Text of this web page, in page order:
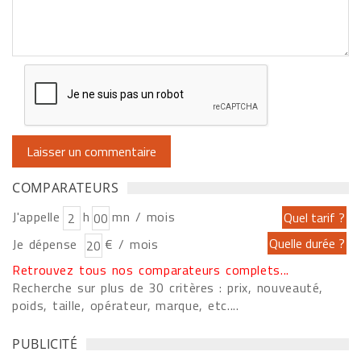
COMPARATEURS
J'appelle h
mn / mois
Je dépense
€ / mois
Retrouvez tous nos comparateurs complets...
Recherche sur plus de 30 critères : prix, nouveauté,
poids, taille, opérateur, marque, etc....
PUBLICITÉ